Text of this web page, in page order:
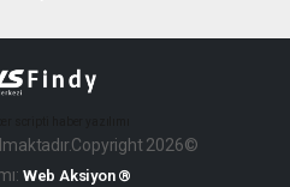
2026©
Web Aksiyon ®